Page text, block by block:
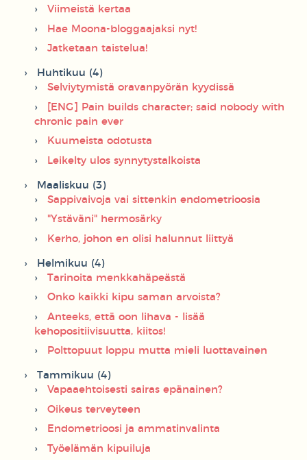
Viimeistä kertaa
Hae Moona-bloggaajaksi nyt!
Jatketaan taistelua!
Huhtikuu (4)
Selviytymistä oravanpyörän kyydissä
[ENG] Pain builds character; said nobody with
chronic pain ever
Kuumeista odotusta
Leikelty ulos synnytystalkoista
Maaliskuu (3)
Sappivaivoja vai sittenkin endometrioosia
"Ystäväni" hermosärky
Kerho, johon en olisi halunnut liittyä
Helmikuu (4)
Tarinoita menkkahäpeästä
Onko kaikki kipu saman arvoista?
Anteeks, että oon lihava - lisää
kehopositiivisuutta, kiitos!
Polttopuut loppu mutta mieli luottavainen
Tammikuu (4)
Vapaaehtoisesti sairas epänainen?
Oikeus terveyteen
Endometrioosi ja ammatinvalinta
Työelämän kipuiluja